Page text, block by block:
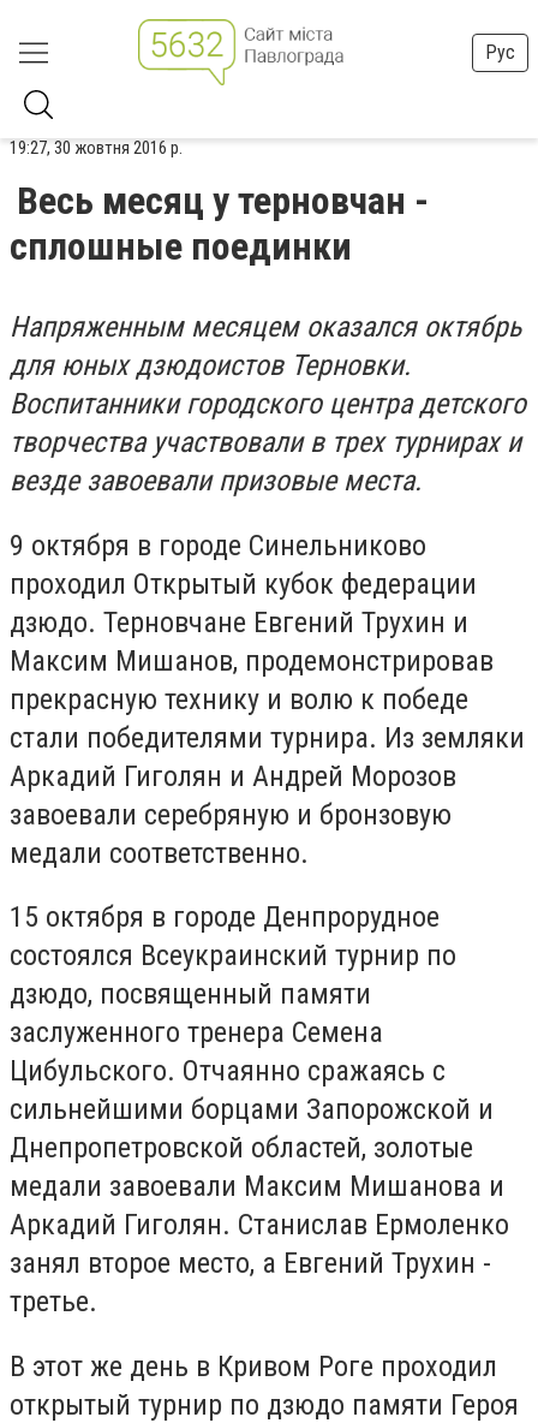
Рус
19:27, 30 жовтня 2016 р.
Весь месяц у терновчан -
сплошные поединки
Напряженным месяцем оказался октябрь
для юных дзюдоистов Терновки.
Воспитанники городского центра детского
творчества участвовали в трех турнирах и
везде завоевали призовые места.
9 октября в городе Синельниково
проходил Открытый кубок федерации
дзюдо. Терновчане Евгений Трухин и
Максим Мишанов, продемонстрировав
прекрасную технику и волю к победе
стали победителями турнира. Из земляки
Аркадий Гиголян и Андрей Морозов
завоевали серебряную и бронзовую
медали соответственно.
15 октября в городе Денпрорудное
состоялся Всеукраинский турнир по
дзюдо, посвященный памяти
заслуженного тренера Семена
Цибульского. Отчаянно сражаясь с
сильнейшими борцами Запорожской и
Днепропетровской областей, золотые
медали завоевали Максим Мишанова и
Аркадий Гиголян. Станислав Ермоленко
занял второе место, а Евгений Трухин -
третье.
В этот же день в Кривом Роге проходил
открытый турнир по дзюдо памяти Героя